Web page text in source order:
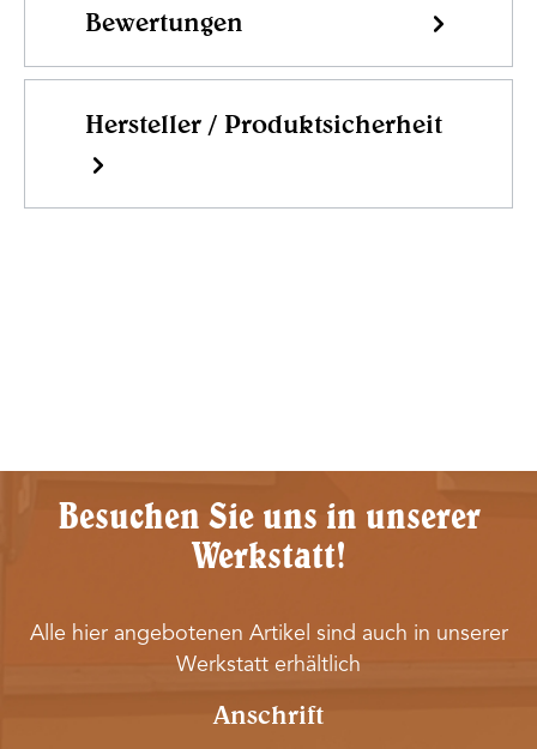
Bewertungen
Hersteller / Produktsicherheit
Besuchen Sie uns in unserer
Werkstatt!
Alle hier angebotenen Artikel sind auch in unserer
Werkstatt erhältlich
Anschrift